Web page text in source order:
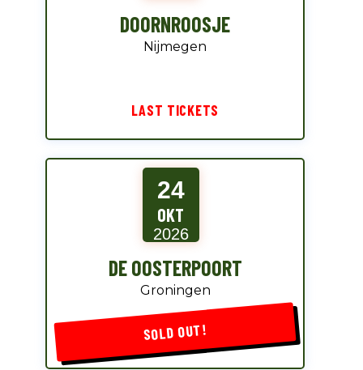
DOORNROOSJE
Nijmegen
LAST TICKETS
24
OKT
2026
DE OOSTERPOORT
Groningen
SOLD OUT!